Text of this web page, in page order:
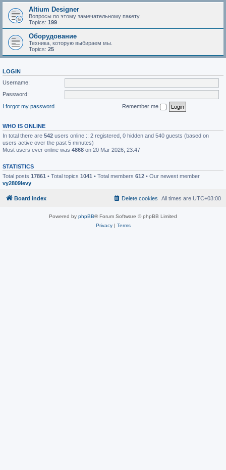
Altium Designer
Вопросы по этому замечательному пакету.
Topics: 199
Оборудование
Техника, которую выбираем мы.
Topics: 25
LOGIN
Username:
Password:
I forgot my password
Remember me
WHO IS ONLINE
In total there are 542 users online :: 2 registered, 0 hidden and 540 guests (based on
users active over the past 5 minutes)
Most users ever online was 4868 on 20 Mar 2026, 23:47
STATISTICS
Total posts 17861 • Total topics 1041 • Total members 612 • Our newest member
vy2809levy
Board index All times are UTC+03:00
Delete cookies
Powered by phpBB® Forum Software © phpBB Limited
Privacy| Terms